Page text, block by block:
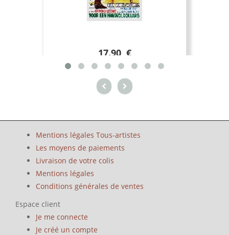
17.90 €
Mentions légales Tous-artistes
Les moyens de paiements
Livraison de votre colis
Mentions légales
Conditions générales de ventes
Espace client
Je me connecte
Je créé un compte